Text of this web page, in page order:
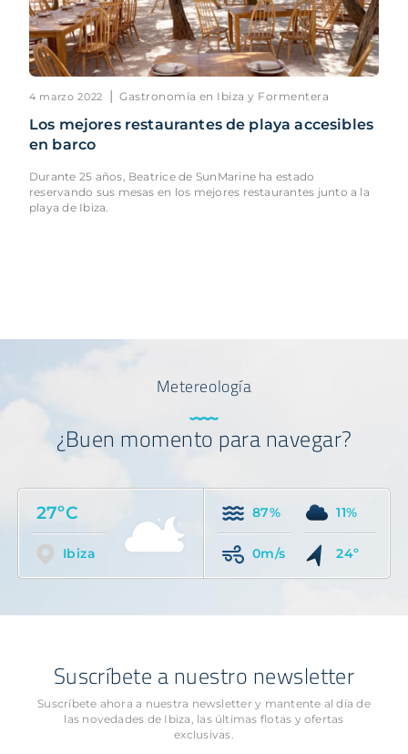
4 marzo 2022 | Gastronomía en Ibiza y Formentera
Los mejores restaurantes de playa accesibles
en barco
Durante 25 años, Beatrice de SunMarine ha estado
reservando sus mesas en los mejores restaurantes junto a la
playa de Ibiza.
Metereología
¿Buen momento para navegar?
27ºC
Ibiza
87%
0m/s
11%
24º
Suscríbete a nuestro newsletter
Suscríbete ahora a nuestra newsletter y mantente al día de
las novedades de Ibiza, las últimas flotas y ofertas
exclusivas.